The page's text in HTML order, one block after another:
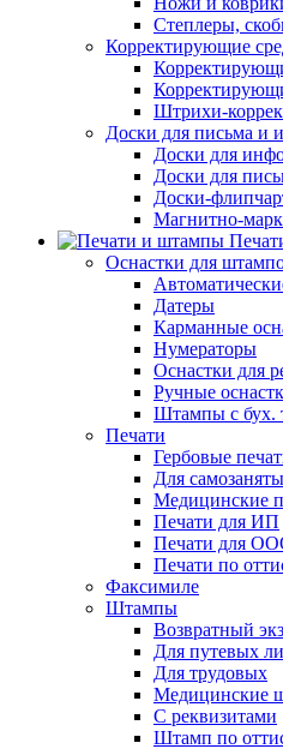
Степлеры,
Корректирующие
Штрихи-
Доски для письма и
Доски для
Доски для
Доски-
Магнитно-
Оснастки для
Датеры
Карманные
Нумераторы
Оснастки для
Ручные
Штампы с бух.
Печати
Гербовые
Для
Медицинские
Печати для ИП
Печати для
Печати по
Факсимиле
Штампы
Возвратный
Для путевых
Для трудовых
Медицинские
С реквизитами
Штамп по